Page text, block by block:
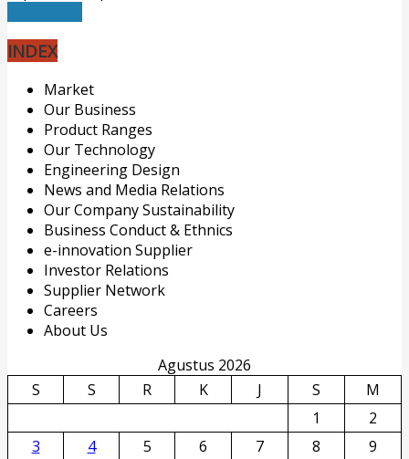
INDEX
Market
Our Business
Product Ranges
Our Technology
Engineering Design
News and Media Relations
Our Company Sustainability
Business Conduct & Ethnics
e-innovation Supplier
Investor Relations
Supplier Network
Careers
About Us
Agustus 2026
S
S R K J S
M
1
2
3
4 5 6 7 8
9